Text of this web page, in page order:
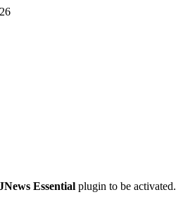
Essential plugin to be activated.